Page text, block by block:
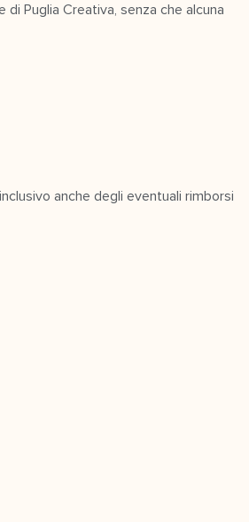
Puglia Creativa, senza che alcuna
anche degli eventuali rimborsi